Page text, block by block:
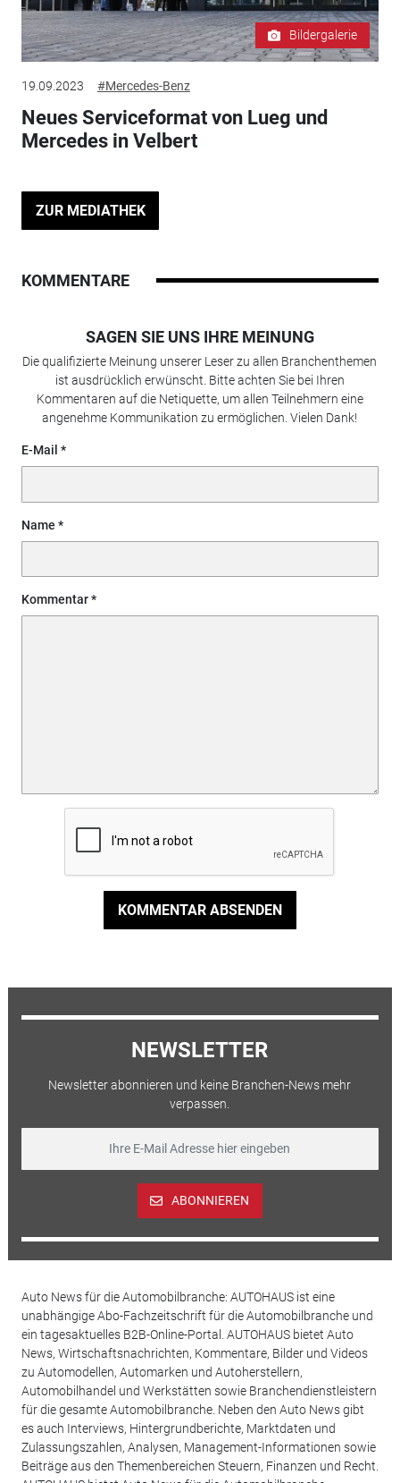
Bildergalerie
19.09.2023 #Mercedes-Benz
Neues Serviceformat von Lueg und
Mercedes in Velbert
ZUR MEDIATHEK
KOMMENTARE
SAGEN SIE UNS IHRE MEINUNG
Die qualifizierte Meinung unserer Leser zu allen Branchenthemen
ist ausdrücklich erwünscht. Bitte achten Sie bei Ihren
Kommentaren auf die Netiquette, um allen Teilnehmern eine
angenehme Kommunikation zu ermöglichen. Vielen Dank!
E-Mail
Name
Kommentar
KOMMENTAR ABSENDEN
NEWSLETTER
Newsletter abonnieren und keine Branchen-News mehr
verpassen.
ABONNIEREN
Auto News für die Automobilbranche: AUTOHAUS ist eine
unabhängige Abo-Fachzeitschrift für die Automobilbranche und
ein tagesaktuelles B2B-Online-Portal. AUTOHAUS bietet Auto
News, Wirtschaftsnachrichten, Kommentare, Bilder und Videos
zu Automodellen, Automarken und Autoherstellern,
Automobilhandel und Werkstätten sowie Branchendienstleistern
für die gesamte Automobilbranche. Neben den Auto News gibt
es auch Interviews, Hintergrundberichte, Marktdaten und
Zulassungszahlen, Analysen, Management-Informationen sowie
Beiträge aus den Themenbereichen Steuern, Finanzen und Recht.